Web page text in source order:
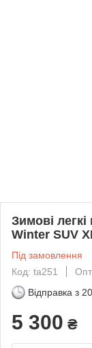
Зимові
Winter SUV
Під замовлення
Код: ta251
Опт
Відправка з
5 300 ₴